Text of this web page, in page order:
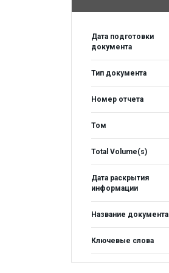
Дата подготовки
документа
Тип документа
Номер отчета
Том
Total Volume(s)
Дата раскрытия
информации
Название документа
Ключевые слова